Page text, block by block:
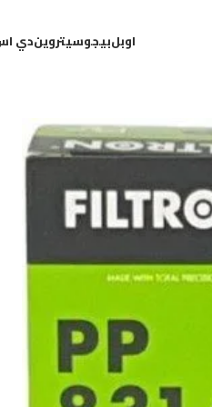
اوبلبيجوسيترويندي اس